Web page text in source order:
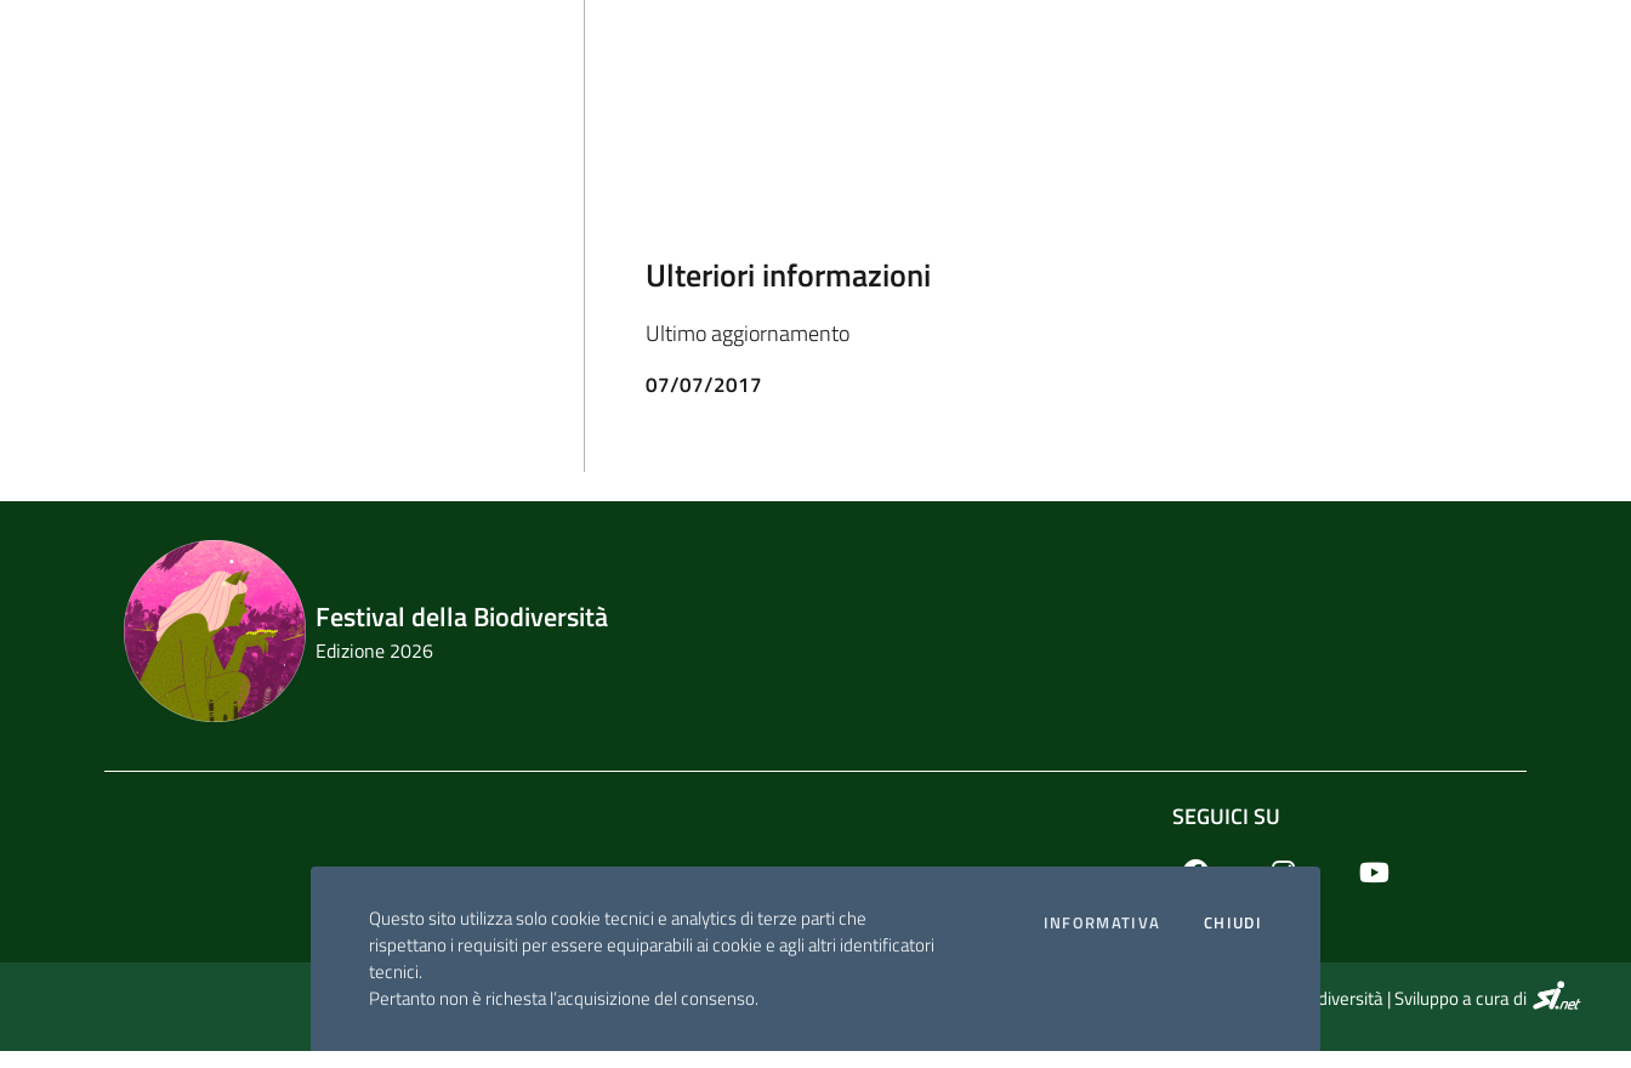
Questo sito utilizza solo cookie tecnici e analytics di terze parti che
rispettano i requisiti per essere equiparabili ai cookie e agli altri identificatori
tecnici.
Pertanto non è richesta l’acquisizione del consenso.
INFORMATIVA CHIUDI
Ulteriori informazioni
Ultimo aggiornamento
07/07/2017
Festival della Biodiversità
Edizione 2026
SEGUICI SU
FacebookInstagram
© 2026 Festival della Biodiversità | Sviluppo a cura diSI.NET